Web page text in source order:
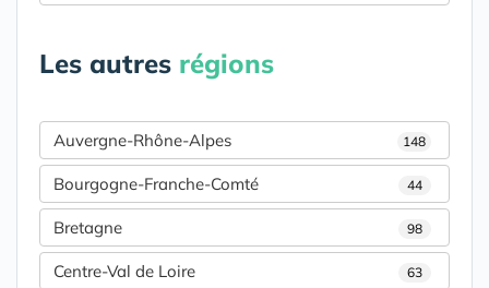
Les autres régions
Auvergne-Rhône-Alpes 148
Bourgogne-Franche-Comté 44
Bretagne 98
Centre-Val de Loire 63